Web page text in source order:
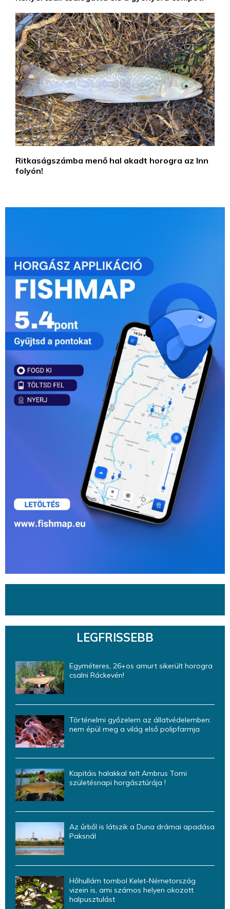
Ritkaságszámba menő hal akadt horogra az Inn
folyón!
LEGFRISSEBB
Egyméteres, 26+os amurt sikerült horogra
csalni Ráckevén!
Történelmi győzelem az állatvédelemben:
nem épül meg a világ első polipfarmja
Kapitáis halakkal telt Ambrus Tomi
születésnapi horgásztúrája !
Az űrből is látszik a Duna drámai apadása
Paksnál
Hőhullám tombol Kelet-Németország
vizein is, ami számos helyen okozott
halpusztulást